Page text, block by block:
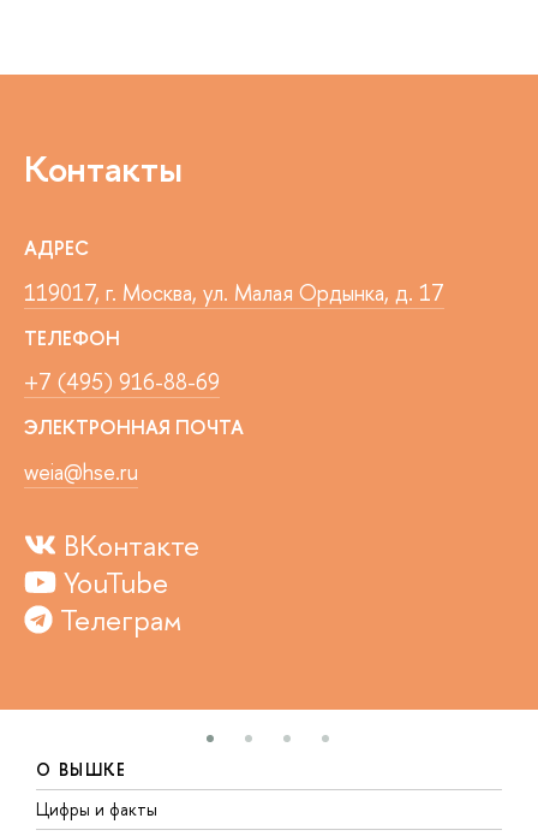
Контакты
АДРЕС
119017, г. Москва, ул. Малая Ордынка, д. 17
ТЕЛЕФОН
+7 (495) 916-88-69
ЭЛЕКТРОННАЯ ПОЧТА
weia@hse.ru
ВКонтакте
YouTube
Телеграм
О ВЫШКЕ
Цифры и факты